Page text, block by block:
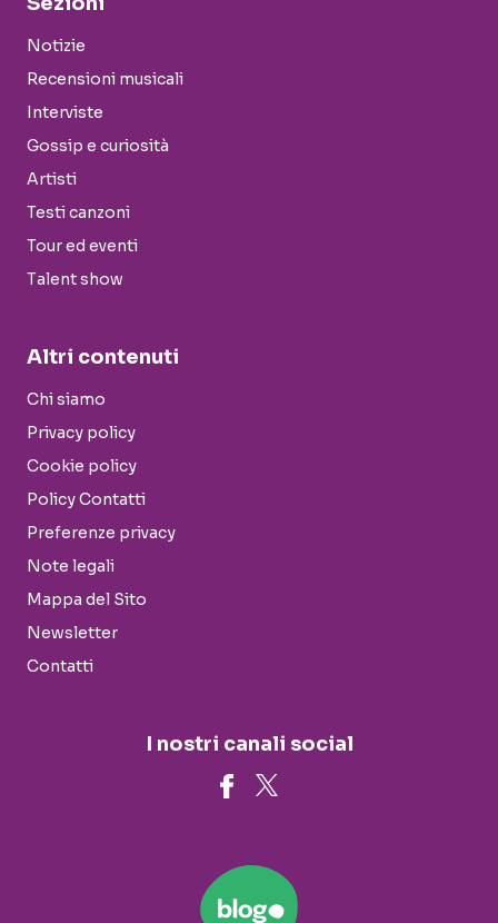
Notizie
Recensioni musicali
Interviste
Gossip e curiosità
Artisti
Testi canzoni
Tour ed eventi
Talent show
Altri contenuti
Chi siamo
Privacy policy
Cookie policy
Policy Contatti
Preferenze privacy
Note legali
Mappa del Sito
Newsletter
Contatti
I nostri canali social